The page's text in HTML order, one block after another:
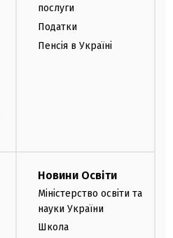
послуги
Податки
Пенсія в Україні
Новини Освіти
Міністерство освіти та
науки України
Школа